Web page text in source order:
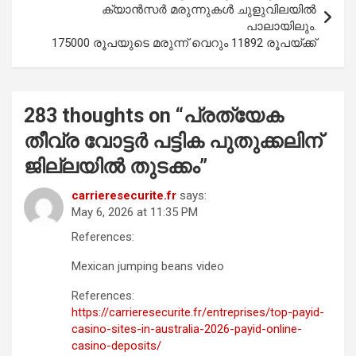
ക്യാൻസർ മരുന്നുകൾ ചുളുവിലയിൽ
പാലായിലും.
175000 രൂപയുടെ മരുന്ന് വെറും 11892 രൂപയ്ക്ക്
283 thoughts on “പ്രത്യേക
തീവ്ര വോട്ടർ പട്ടിക പുതുക്കലിന്
ജില്ലയിൽ തുടക്കം”
carrieresecurite.fr says:
May 6, 2026 at 11:35 PM
References:
Mexican jumping beans video
References:
https://carrieresecurite.fr/entreprises/top-payid-
casino-sites-in-australia-2026-payid-online-
casino-deposits/